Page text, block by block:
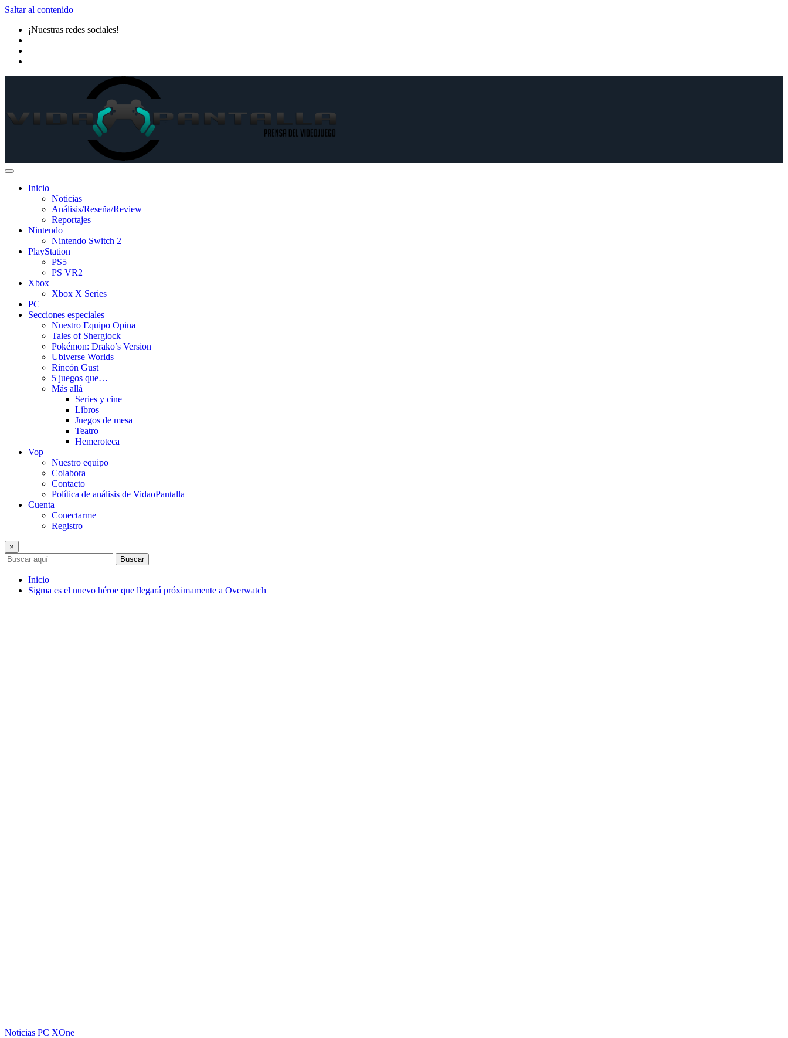
Saltar al contenido
¡Nuestras redes sociales!
Inicio
Noticias
Análisis/Reseña/Review
Reportajes
Nintendo
Nintendo Switch 2
PlayStation
PS5
PS VR2
Xbox
Xbox X Series
PC
Secciones especiales
Nuestro Equipo Opina
Tales of Shergiock
Pokémon: Drako’s Version
Ubiverse Worlds
Rincón Gust
5 juegos que…
Más allá
Series y cine
Libros
Juegos de mesa
Teatro
Hemeroteca
Vop
Nuestro equipo
Colabora
Contacto
Política de análisis de VidaoPantalla
Cuenta
Conectarme
Registro
×
Buscar
Inicio
Sigma es el nuevo héroe que llegará próximamente a Overwatch
Noticias PC XOne